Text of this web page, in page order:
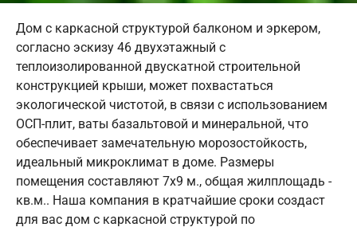
Дом с каркасной структурой балконом и эркером,
согласно эскизу 46 двухэтажный с
теплоизолированной двускатной строительной
конструкцией крыши, может похвастаться
экологической чистотой, в связи с использованием
ОСП-плит, ваты базальтовой и минеральной, что
обеспечивает замечательную морозостойкость,
идеальный микроклимат в доме. Размеры
помещения составляют 7х9 м., общая жилплощадь -
кв.м.. Наша компания в кратчайшие сроки создаст
для вас дом с каркасной структурой по